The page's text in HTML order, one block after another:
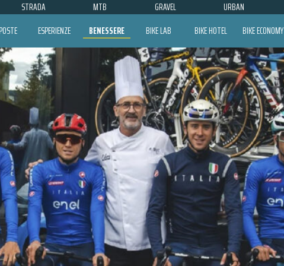
STRADA MTB GRAVEL URBAN
ESPERIENZE BENESSERE BIKE LAB BIKE HOTEL BIKE ECONOMY